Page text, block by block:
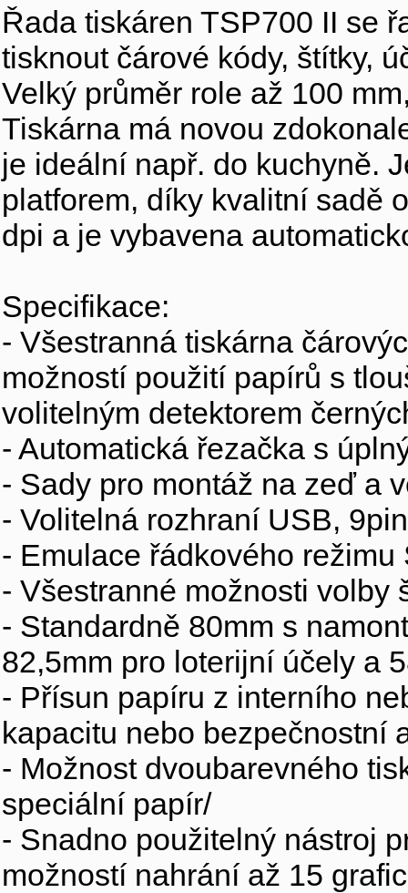
Řada tiskáren TSP700 II se
tisknout čárové kódy, štítky,
Velký průměr role až 100
Tiskárna má novou
je ideální např. do kuchyně.
platforem, díky kvalitní sadě
dpi a je vybavena
Specifikace:
- Všestranná tiskárna
možností použití papírů s
volitelným detektorem
- Automatická řezačka s
- Sady pro montáž na zeď a
- Volitelná rozhraní USB,
- Emulace řádkového režimu
- Všestranné možnosti volby
- Standardně 80mm s
82,5mm pro loterijní účely a
- Přísun papíru z interního
kapacitu nebo bezpečnostní
- Možnost dvoubarevného
speciální papír/
- Snadno použitelný nástroj
možností nahrání až 15